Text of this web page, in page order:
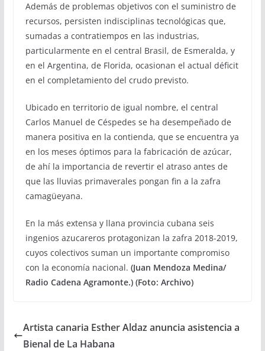
Además de problemas objetivos con el suministro de
recursos, persisten indisciplinas tecnológicas que,
sumadas a contratiempos en las industrias,
particularmente en el central Brasil, de Esmeralda, y
en el Argentina, de Florida, ocasionan el actual déficit
en el completamiento del crudo previsto.
Ubicado en territorio de igual nombre, el central
Carlos Manuel de Céspedes se ha desempeñado de
manera positiva en la contienda, que se encuentra ya
en los meses óptimos para la fabricación de azúcar,
de ahí la importancia de revertir el atraso antes de
que las lluvias primaverales pongan fin a la zafra
camagüeyana.
En la más extensa y llana provincia cubana seis
ingenios azucareros protagonizan la zafra 2018-2019,
cuyos colectivos suman un importante compromiso
con la economía nacional. (Juan Mendoza Medina/
Radio Cadena Agramonte.) (Foto: Archivo)
Artista canaria Esther Aldaz anuncia asistencia a
Bienal de La Habana